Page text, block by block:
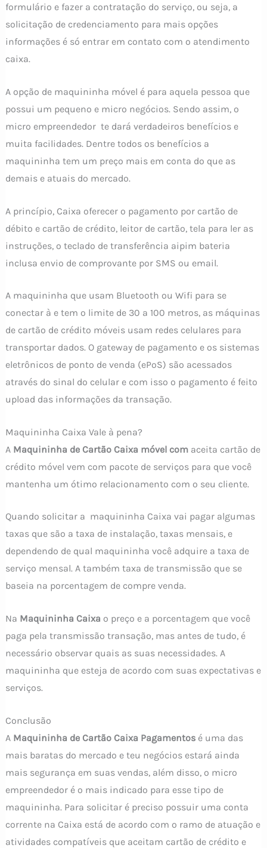
formulário e fazer a contratação do serviço, ou seja, a
solicitação de credenciamento para mais opções
informações é só entrar em contato com o atendimento
caixa.
A opção de maquininha móvel é para aquela pessoa que
possui um pequeno e micro negócios. Sendo assim, o
micro empreendedor te dará verdadeiros benefícios e
muita facilidades. Dentre todos os benefícios a
maquininha tem um preço mais em conta do que as
demais e atuais do mercado.
A princípio, Caixa oferecer o pagamento por cartão de
débito e cartão de crédito, leitor de cartão, tela para ler as
instruções, o teclado de transferência aipim bateria
inclusa envio de comprovante por SMS ou email.
A maquininha que usam Bluetooth ou Wifi para se
conectar à e tem o limite de 30 a 100 metros, as máquinas
de cartão de crédito móveis usam redes celulares para
transportar dados. O gateway de pagamento e os sistemas
eletrônicos de ponto de venda (ePoS) são acessados ​​
através do sinal do celular e com isso o pagamento é feito
upload das informações da transação.
Maquininha Caixa Vale à pena?
A Maquininha de Cartão Caixa móvel comaceita cartão de
crédito móvel vem com pacote de serviços para que você
mantenha um ótimo relacionamento com o seu cliente.
Quando solicitar a maquininha Caixa vai pagar algumas
taxas que são a taxa de instalação, taxas mensais, e
dependendo de qual maquininha você adquire a taxa de
serviço mensal. A também taxa de transmissão que se
baseia na porcentagem de compre venda.
Na Maquininha Caixa o preço e a porcentagem que você
paga pela transmissão transação, mas antes de tudo, é
necessário observar quais as suas necessidades. A
maquininha que esteja de acordo com suas expectativas e
serviços.
Conclusão
A Maquininha de Cartão Caixa Pagamentos é uma das
mais baratas do mercado e teu negócios estará ainda
mais segurança em suas vendas, além disso, o micro
empreendedor é o mais indicado para esse tipo de
maquininha. Para solicitar é preciso possuir uma conta
corrente na Caixa está de acordo com o ramo de atuação e
atividades compatíveis que aceitam cartão de crédito e